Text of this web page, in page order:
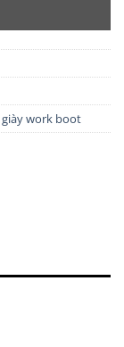
giày work boot